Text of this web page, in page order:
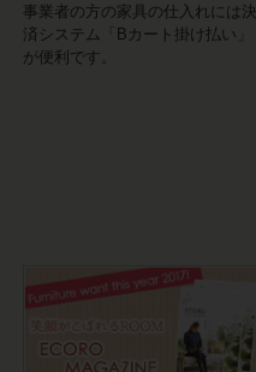
事業者の方の家具の仕入れには決
済システム「Bカート掛け払い」
が便利です。